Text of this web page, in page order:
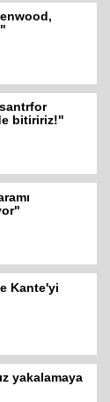
santrfor
bitiririz!"
Kante'yi
yakalamaya